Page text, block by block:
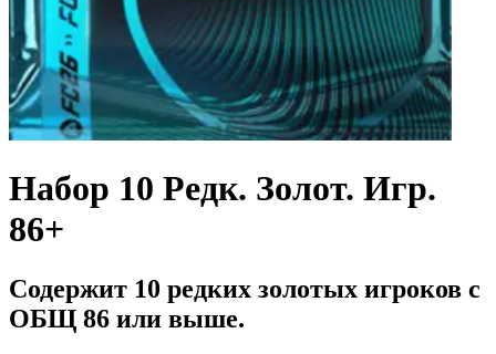
Набор 10 Редк. Золот. Игр.
86+
Содержит 10 редких золотых игроков с
ОБЩ 86 или выше.